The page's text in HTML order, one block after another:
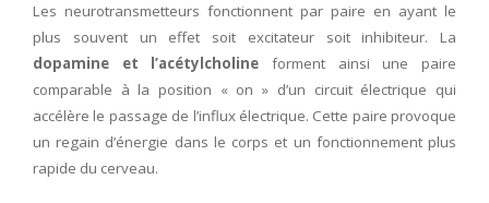
Les neurotransmetteurs fonctionnent par paire en ayant le
plus souvent un effet soit excitateur soit inhibiteur. La
dopamine et l’acétylcholine forment ainsi une paire
comparable à la position « on » d’un circuit électrique qui
accélère le passage de l’influx électrique. Cette paire provoque
un regain d’énergie dans le corps et un fonctionnement plus
rapide du cerveau.